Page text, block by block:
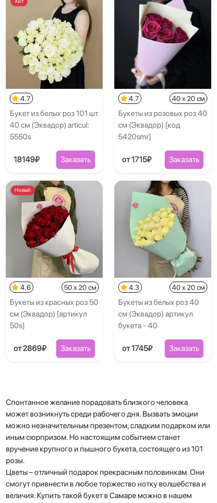
4.7
Букет из белых роз 101 шт
40 см (Эквадор) articul:
5550s
18149₽ Заказать
4.7 40 x 20 см
Букеты из розовых роз 40
см (Эквадор) [код
5420smr]
от 1715₽ Заказать
Новый
4.6 50 x 20 см
Букеты из красных роз 50
см (Эквадор) [артикул
50s]
от 2869₽ Заказать
4.3 40 x 20 см
Букеты из белых роз 40
см (Эквадор) артикул
букета - 40
от 1745₽ Заказать
Спонтанное желание порадовать близкого человека
может возникнуть среди рабочего дня. Вызвать эмоции
можно незначительным презентом, сладким подарком или
иным сюрпризом. Но настоящим событием станет
вручение крупного и пышного букета, состоящего из 101
розы.
Цветы – отличный подарок прекрасным половинкам. Они
смогут привнести в любое торжество нотку волшебства и
величия. Купить такой букет в Самаре можно в нашем